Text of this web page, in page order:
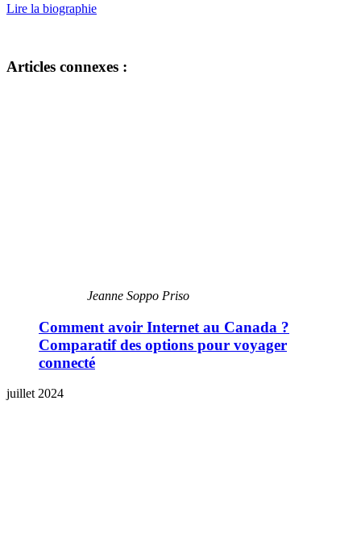
Lire la biographie
Articles connexes :
Jeanne Soppo Priso
Comment avoir Internet au Canada ?
Comparatif des options pour voyager
connecté
juillet 2024